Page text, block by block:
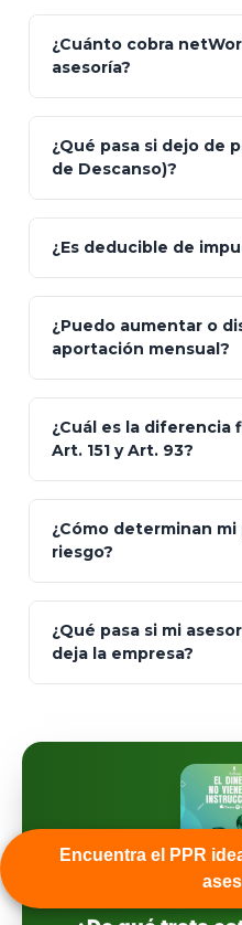
Encuentra el PPR
GNP
Seguros
Skandia
MetLife
Sura
¿Cuánto cobra
asesoría?
¿Qué pasa si dejo de
de Descanso)?
¿Es deducible de
¿Puedo aumentar o
aportación mensual?
¿Cuál es la diferencia
Art. 151 y Art. 93?
93
libres de impuestos
¿Cómo determinan
riesgo?
¿Qué pasa si mi
deja la empresa?
automáticamente